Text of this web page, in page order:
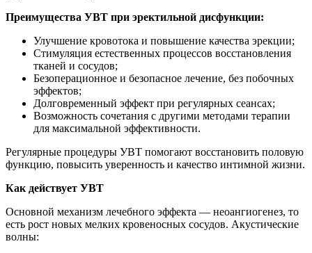
Преимущества УВТ при эректильной дисфункции:
Улучшение кровотока и повышение качества эрекции;
Стимуляция естественных процессов восстановления
тканей и сосудов;
Безоперационное и безопасное лечение, без побочных
эффектов;
Долговременный эффект при регулярных сеансах;
Возможность сочетания с другими методами терапии
для максимальной эффективности.
Регулярные процедуры УВТ помогают восстановить половую
функцию, повысить уверенность и качество интимной жизни.
Как действует УВТ
Основной механизм лечебного эффекта — неоангиогенез, то
есть рост новых мелких кровеносных сосудов. Акустические
волны: